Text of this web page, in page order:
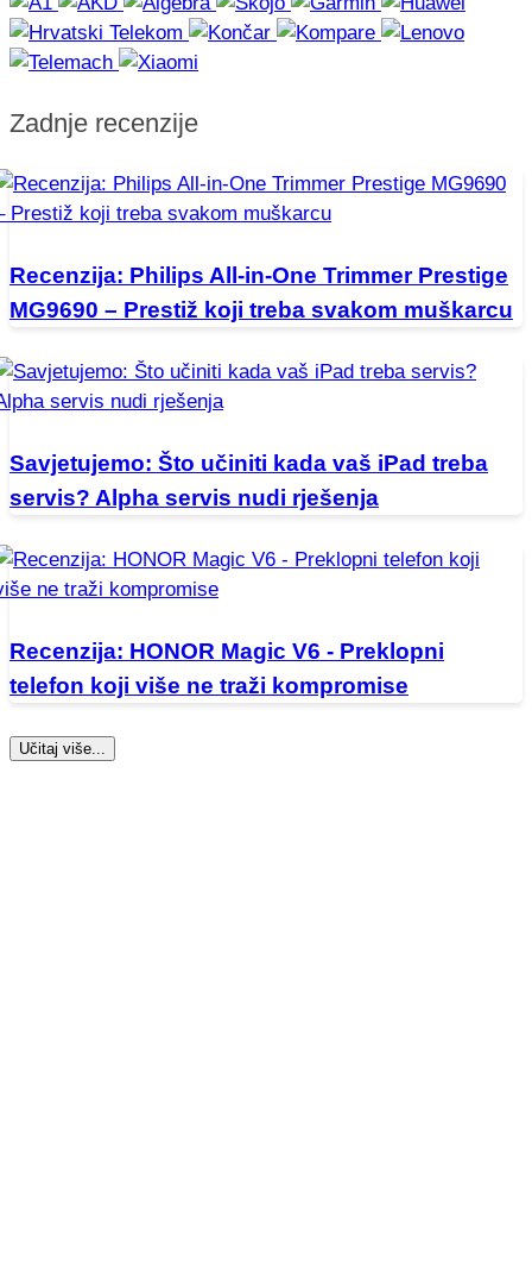
Zadnje recenzije
Recenzija: Philips All-in-One Trimmer Prestige
MG9690 – Prestiž koji treba svakom muškarcu
Savjetujemo: Što učiniti kada vaš iPad treba
servis? Alpha servis nudi rješenja
Recenzija: HONOR Magic V6 - Preklopni
telefon koji više ne traži kompromise
Učitaj više...